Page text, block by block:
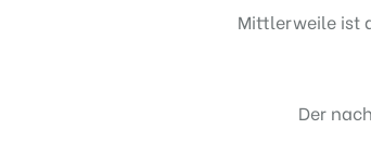
Mittlerweile ist
Der